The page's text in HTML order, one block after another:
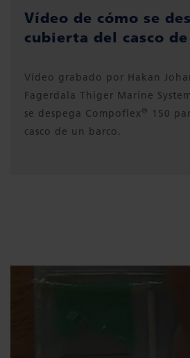
Vídeo de cómo se
cubierta del casco
Vídeo grabado por Hakan
Fagerdala Thiger Marine
se despega Compoflex ®
150
casco de un barco.